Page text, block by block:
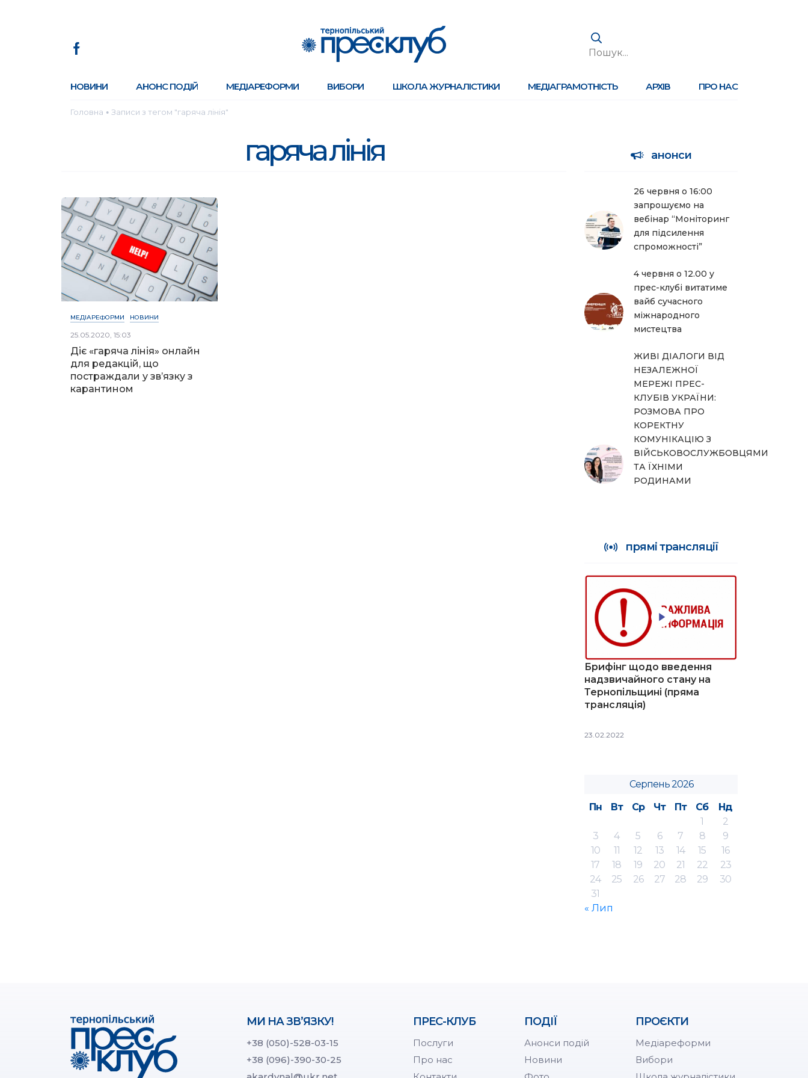
НОВИНИ АНОНС ПОДІЙ МЕДІАРЕФОРМИ ВИБОРИ ШКОЛА ЖУРНАЛІСТИКИ МЕДІАГРАМОТНІСТЬ АРХІВ ПРО НАС
Головна ● Записи з тегом "гаряча лінія"
гаряча лінія
МЕДІАРЕФОРМИ НОВИНИ
25.05.2020, 15:03
Діє «гаряча лінія» онлайн
для редакцій, що
постраждали у зв’язку з
карантином
анонси
26 червня о 16:00
запрошуємо на
вебінар “Моніторинг
для підсилення
спроможності”
4 червня о 12.00 у
прес-клубі витатиме
вайб сучасного
міжнародного
мистецтва
ЖИВІ ДІАЛОГИ ВІД
НЕЗАЛЕЖНОЇ
МЕРЕЖІ ПРЕС-
КЛУБІВ УКРАЇНИ:
РОЗМОВА ПРО
КОРЕКТНУ
КОМУНІКАЦІЮ З
ВІЙСЬКОВОСЛУЖБОВЦЯМИ
ТА ЇХНІМИ
РОДИНАМИ
прямі трансляції
Брифінг щодо введення
надзвичайного стану на
Тернопільщині (пряма
трансляція)
23.02.2022
Серпень 2026
Пн
Вт Ср Чт Пт Сб
Нд
1
2
3
4 5 6 7 8
9
10
11 12 13 14 15
16
17
18 19 20 21 22
23
24
25 26 27 28 29
30
31
« Лип
МИ НА ЗВ’ЯЗКУ!
+38 (050)-528-03-15
+38 (096)-390-30-25
ПРЕС-КЛУБ
Послуги
Про нас
ПОДІЇ
Анонси подій
Новини
ПРОЄКТИ
Медіареформи
Вибори